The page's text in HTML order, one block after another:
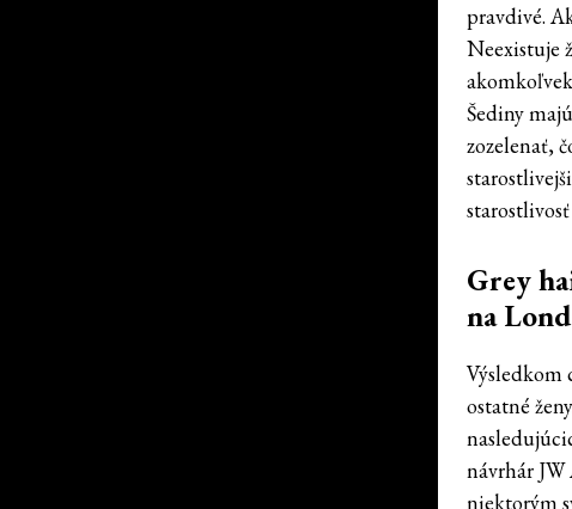
pravdivé.
Neexistuje
Šediny
zozelenať,
starostlivosť
Grey
na
Výsledkom
ostatné
návrhár
niektorým